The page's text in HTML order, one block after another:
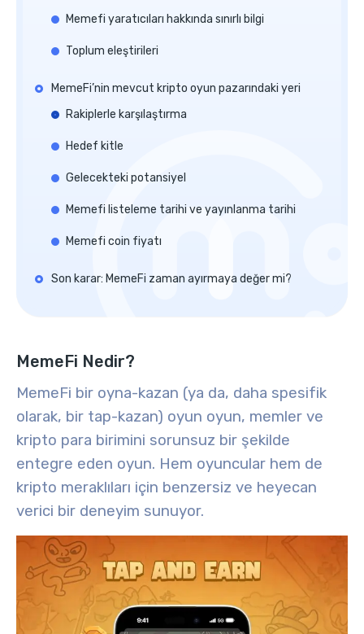
Memefi yaratıcıları hakkında sınırlı bilgi
Toplum eleştirileri
MemeFi’nin mevcut kripto oyun pazarındaki yeri
Rakiplerle karşılaştırma
Hedef kitle
Gelecekteki potansiyel
Memefi listeleme tarihi ve yayınlanma tarihi
Memefi coin fiyatı
Son karar: MemeFi zaman ayırmaya değer mi?
MemeFi Nedir?
MemeFi bir oyna-kazan (ya da, daha spesifik
olarak, bir tap-kazan) oyun oyun, memler ve
kripto para birimini sorunsuz bir şekilde
entegre eden oyun. Hem oyuncular hem de
kripto meraklıları için benzersiz ve heyecan
verici bir deneyim sunuyor.